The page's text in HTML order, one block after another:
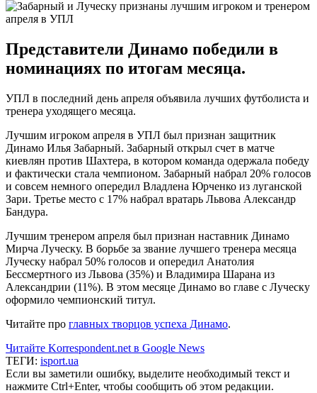
Представители Динамо победили в
номинациях по итогам месяца.
УПЛ в последний день апреля объявила лучших футболиста и
тренера уходящего месяца.
Лучшим игроком апреля в УПЛ был признан защитник
Динамо Илья Забарный. Забарный открыл счет в матче
киевлян против Шахтера, в котором команда одержала победу
и фактически стала чемпионом. Забарный набрал 20% голосов
и совсем немного опередил Владлена Юрченко из луганской
Зари. Третье место с 17% набрал вратарь Львова Александр
Бандура.
Лучшим тренером апреля был признан наставник Динамо
Мирча Луческу. В борьбе за звание лучшего тренера месяца
Луческу набрал 50% голосов и опередил Анатолия
Бессмертного из Львова (35%) и Владимира Шарана из
Александрии (11%). В этом месяце Динамо во главе с Луческу
оформило чемпионский титул.
Читайте про главных творцов успеха Динамо.
Читайте Korrespondent.net в Google News
ТЕГИ: isport.ua
Если вы заметили ошибку, выделите необходимый текст и
нажмите Ctrl+Enter, чтобы сообщить об этом редакции.